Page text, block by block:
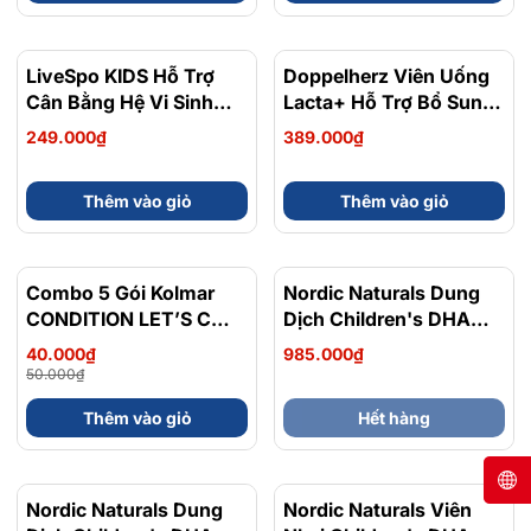
LiveSpo KIDS Hỗ Trợ
Cân Bằng Hệ Vi Sinh
Đường Ruột, Giảm Rối
Loạn Tiêu Hóa Hộp 20
Ống
249.000₫
Thêm vào giỏ
Doppelherz Viên Uống
Lacta+ Hỗ Trợ Bổ Sung
Dinh Dưỡng, Cải Thiện
Nguồn Sữa Mẹ Hộp 30
Viên
389.000₫
Thêm vào giỏ
- 20%
Combo 5 Gói Kolmar
CONDITION LET’S C
FAMILY
40.000₫
50.000₫
Thêm vào giỏ
Nordic Naturals Dung
Dịch Children's DHA
Liquid Hỗ Trợ Bổ Sung
DHA Cho Trẻ Em Chai
237ml
985.000₫
Hết hàng
Nordic Naturals Dung
Nordic Naturals Viên